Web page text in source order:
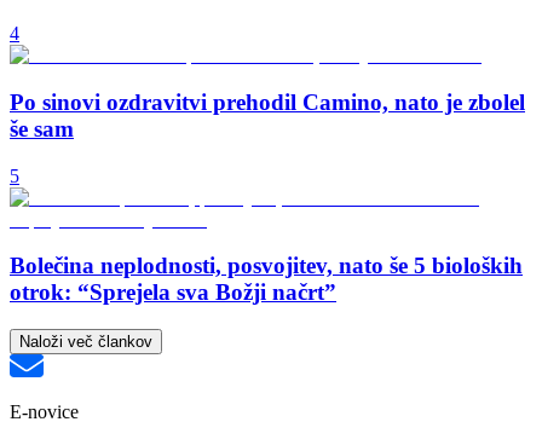
4
Po sinovi ozdravitvi prehodil Camino, nato je zbolel
še sam
5
Bolečina neplodnosti, posvojitev, nato še 5 bioloških
otrok: “Sprejela sva Božji načrt”
Naloži več člankov
E-novice